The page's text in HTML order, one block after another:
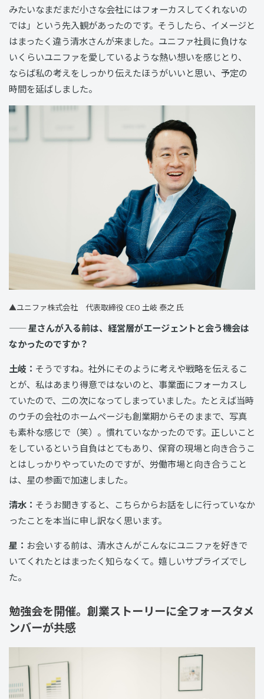
みたいなまだまだ小さな会社にはフォーカスしてくれないの
では」という先入観があったのです。そうしたら、イメージと
はまったく違う清水さんが来ました。ユニファ社員に負けな
いくらいユニファを愛しているような熱い想いを感じとり、
ならば私の考えをしっかり伝えたほうがいいと思い、予定の
時間を延ばしました。
▲ユニファ株式会社 代表取締役 CEO 土岐 泰之 氏
—— 星さんが入る前は、経営層がエージェントと会う機会は
なかったのですか？
土岐： そうですね。社外にそのように考えや戦略を伝えるこ
とが、私はあまり得意ではないのと、事業面にフォーカスし
ていたので、二の次になってしまっていました。たとえば当時
のウチの会社のホームページも創業期からそのままで、写真
も素朴な感じで（笑）。慣れていなかったのです。正しいこと
をしているという自負はとてもあり、保育の現場と向き合うこ
とはしっかりやっていたのですが、労働市場と向き合うこと
は、星の参画で加速しました。
清水： そうお聞きすると、こちらからお話をしに行っていなか
ったことを本当に申し訳なく思います。
星： お会いする前は、清水さんがこんなにユニファを好きで
いてくれたとはまったく知らなくて。嬉しいサプライズでし
た。
勉強会を開催。創業ストーリーに全フォースタメ
ンバーが共感